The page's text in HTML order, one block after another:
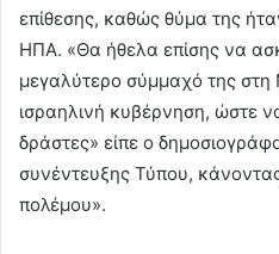
επίθεσης, καθώς θύμα της
ΗΠΑ. «Θα ήθελα επίσης να
μεγαλύτερο σύμμαχό της
ισραηλινή κυβέρνηση, ώστε
δράστες» είπε ο
συνέντευξης Τύπου,
πολέμου».